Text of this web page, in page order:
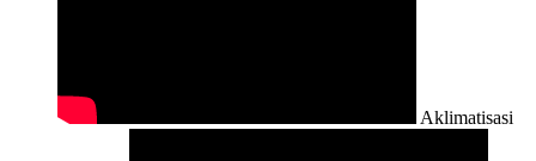
Aklimatisasi